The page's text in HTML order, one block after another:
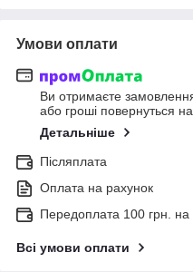
Умови оплати
Ви отримаєте
або гроші повернуться
Детальніше
Післяплата
Оплата на рахунок
Передоплата 100 грн.
Всі умови оплати